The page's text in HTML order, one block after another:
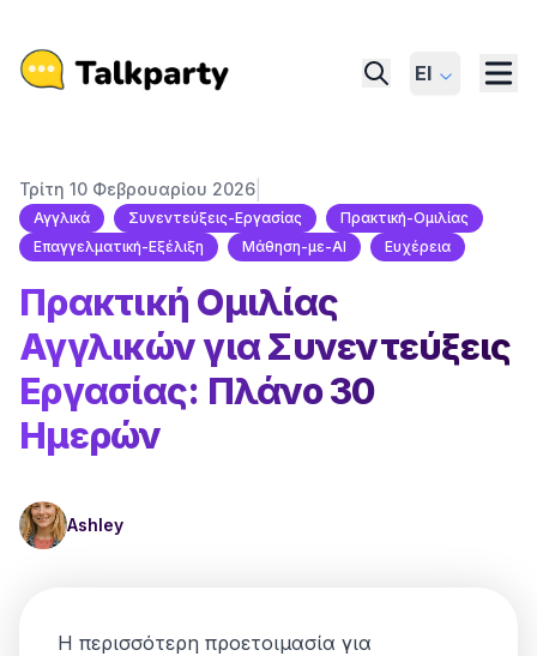
El
Τρίτη 10 Φεβρουαρίου 2026
Αγγλικά Συνεντεύξεις-Εργασίας
Πρακτική-Ομιλίας
Επαγγελματική-Εξέλιξη
Μάθηση-με-AI Ευχέρεια
Πρακτική Ομιλίας
Αγγλικών για Συνεντεύξεις
Εργασίας: Πλάνο 30
Ημερών
Ashley
Η περισσότερη προετοιμασία για